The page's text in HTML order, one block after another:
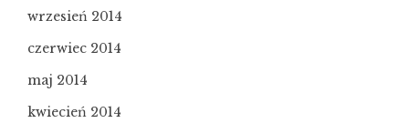
wrzesień 2014
czerwiec 2014
maj 2014
kwiecień 2014